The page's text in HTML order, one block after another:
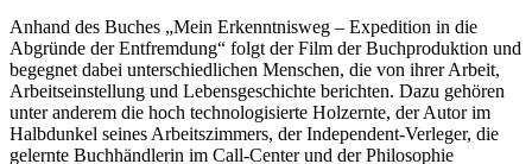
Anhand des Buches „Mein Erkenntnisweg – Expedition in die
Abgründe der Entfremdung“ folgt der Film der Buchproduktion und
begegnet dabei unterschiedlichen Menschen, die von ihrer Arbeit,
Arbeitseinstellung und Lebensgeschichte berichten. Dazu gehören
unter anderem die hoch technologisierte Holzernte, der Autor im
Halbdunkel seines Arbeitszimmers, der Independent-Verleger, die
gelernte Buchhändlerin im Call-Center und der Philosophie